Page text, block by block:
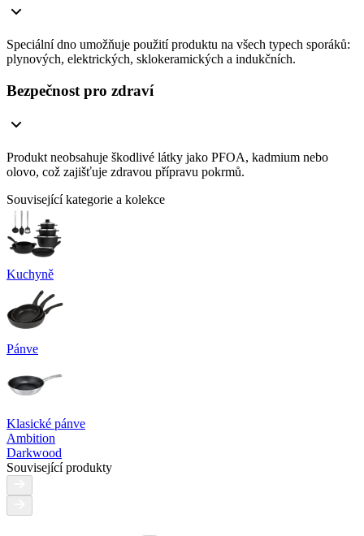
Speciální dno umožňuje použití produktu na všech typech sporáků:
plynových, elektrických, sklokeramických a indukčních.
Bezpečnost pro zdraví
Produkt neobsahuje škodlivé látky jako PFOA, kadmium nebo
olovo, což zajišťuje zdravou přípravu pokrmů.
Související kategorie a kolekce
Kuchyně
Pánve
Klasické pánve
Ambition
Darkwood
Související produkty